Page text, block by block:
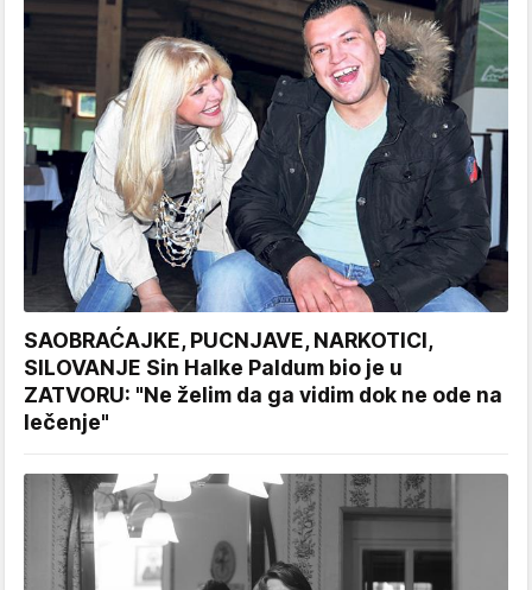
SAOBRAĆAJKE, PUCNJAVE, NARKOTICI,
SILOVANJE Sin Halke Paldum bio je u
ZATVORU: "Ne želim da ga vidim dok ne ode na
lečenje"